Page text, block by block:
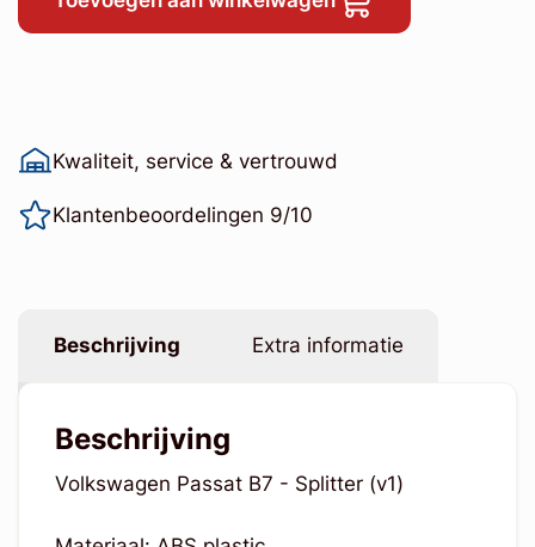
Kwaliteit, service & vertrouwd
Klantenbeoordelingen 9/10
Beschrijving Extra informatie
Beschrijving
Volkswagen Passat B7 - Splitter (v1)